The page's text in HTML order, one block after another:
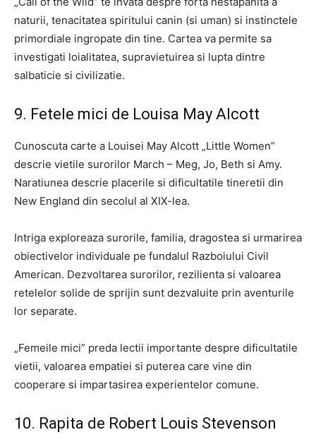
naturii, tenacitatea spiritului canin (si uman) si instinctele
primordiale ingropate din tine. Cartea va permite sa
investigati loialitatea, supravietuirea si lupta dintre
salbaticie si civilizatie.
9. Fetele mici de Louisa May Alcott
Cunoscuta carte a Louisei May Alcott „Little Women”
descrie vietile surorilor March – Meg, Jo, Beth si Amy.
Naratiunea descrie placerile si dificultatile tineretii din
New England din secolul al XIX-lea.
Intriga exploreaza surorile, familia, dragostea si urmarirea
obiectivelor individuale pe fundalul Razboiului Civil
American. Dezvoltarea surorilor, rezilienta si valoarea
retelelor solide de sprijin sunt dezvaluite prin aventurile
lor separate.
„Femeile mici” preda lectii importante despre dificultatile
vietii, valoarea empatiei si puterea care vine din
cooperare si impartasirea experientelor comune.
10. Rapita de Robert Louis Stevenson